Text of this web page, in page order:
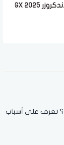
بالفيديو تعرف على سعر ومواصفات سيارة تويوتا لاندكروزر GX 2025
؟ تعرف على أسباب